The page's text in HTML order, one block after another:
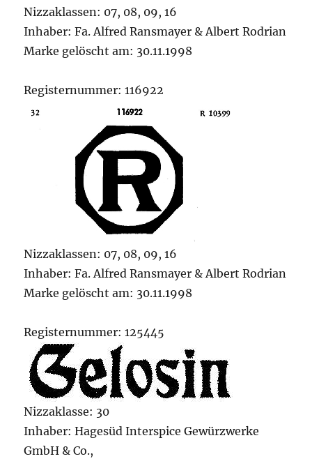
Nizzaklassen: 07, 08, 09, 16
Inhaber: Fa. Alfred Ransmayer & Albert Rodrian
Marke gelöscht am: 30.11.1998
Registernummer: 116922
Nizzaklassen: 07, 08, 09, 16
Inhaber: Fa. Alfred Ransmayer & Albert Rodrian
Marke gelöscht am: 30.11.1998
Registernummer: 125445
Nizzaklasse: 30
Inhaber: Hagesüd Interspice Gewürzwerke
GmbH & Co.,